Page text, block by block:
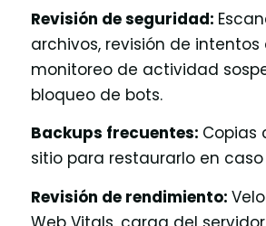
Revisión de seguridad:
archivos, revisión de
monitoreo de actividad
bloqueo de bots.
Backups frecuentes: Copias
sitio para restaurarlo en caso
Revisión de rendimiento: